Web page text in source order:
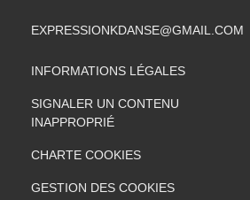
EXPRESSIONKDANSE@GMAIL.COM
INFORMATIONS LÉGALES
SIGNALER UN CONTENU
INAPPROPRIÉ
CHARTE COOKIES
GESTION DES COOKIES